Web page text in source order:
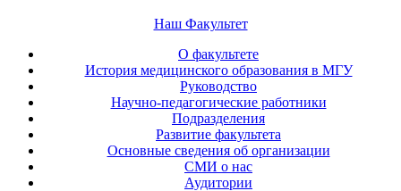
Наш Факультет
О факультете
История медицинского образования в МГУ
Руководство
Научно-педагогические работники
Подразделения
Развитие факультета
Основные сведения об организации
СМИ о нас
Аудитории